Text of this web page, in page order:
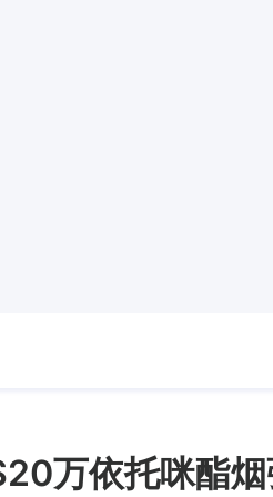
万依托咪酯烟